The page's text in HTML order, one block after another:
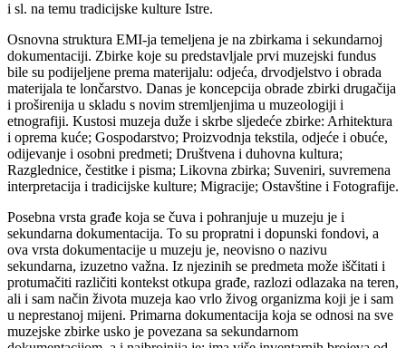
i sl. na temu tradicijske kulture Istre.
Osnovna struktura EMI-ja temeljena je na zbirkama i sekundarnoj
dokumentaciji. Zbirke koje su predstavljale prvi muzejski fundus
bile su podijeljene prema materijalu: odjeća, drvodjelstvo i obrada
materijala te lončarstvo. Danas je koncepcija obrade zbirki drugačija
i proširenija u skladu s novim stremljenjima u muzeologiji i
etnografiji. Kustosi muzeja duže i skrbe sljedeće zbirke: Arhitektura
i oprema kuće; Gospodarstvo; Proizvodnja tekstila, odjeće i obuće,
odijevanje i osobni predmeti; Društvena i duhovna kultura;
Razglednice, čestitke i pisma; Likovna zbirka; Suveniri, suvremena
interpretacija i tradicijske kulture; Migracije; Ostavštine i Fotografije.
Posebna vrsta građe koja se čuva i pohranjuje u muzeju je i
sekundarna dokumentacija. To su propratni i dopunski fondovi, a
ova vrsta dokumentacije u muzeju je, neovisno o nazivu
sekundarna, izuzetno važna. Iz njezinih se predmeta može iščitati i
protumačiti različiti kontekst otkupa građe, razlozi odlazaka na teren,
ali i sam način života muzeja kao vrlo živog organizma koji je i sam
u neprestanoj mijeni. Primarna dokumentacija koja se odnosi na sve
muzejske zbirke usko je povezana sa sekundarnom